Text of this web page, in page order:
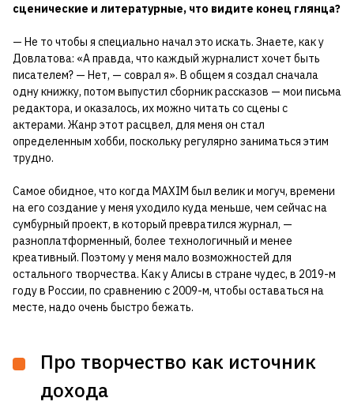
сценические и литературные, что видите конец глянца?
— Не то чтобы я специально начал это искать. Знаете, как у
Довлатова: «А правда, что каждый журналист хочет быть
писателем? — Нет, — соврал я». В общем я создал сначала
одну книжку, потом выпустил сборник рассказов — мои письма
редактора, и оказалось, их можно читать со сцены с
актерами. Жанр этот расцвел, для меня он стал
определенным хобби, поскольку регулярно заниматься этим
трудно.
Самое обидное, что когда MAXIM был велик и могуч, времени
на его создание у меня уходило куда меньше, чем сейчас на
сумбурный проект, в который превратился журнал, —
разноплатформенный, более технологичный и менее
креативный. Поэтому у меня мало возможностей для
остального творчества. Как у Алисы в стране чудес, в 2019-м
году в России, по сравнению с 2009-м, чтобы оставаться на
месте, надо очень быстро бежать.
Про творчество как источник
дохода